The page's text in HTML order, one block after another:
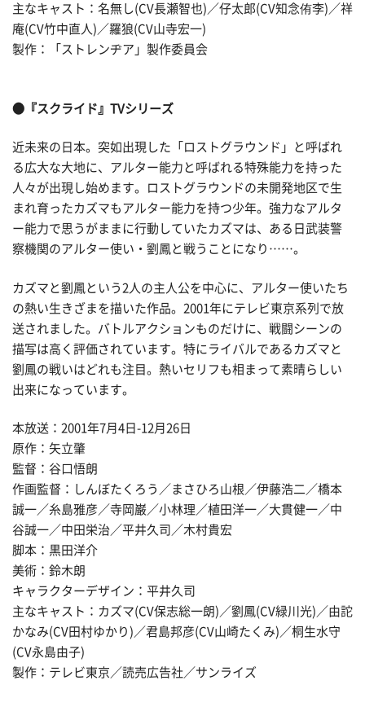
主なキャスト：名無し(CV長瀬智也)／仔太郎(CV知念侑李)／祥
庵(CV竹中直人)／羅狼(CV山寺宏一)
製作：「ストレンヂア」製作委員会
●『スクライド』TVシリーズ
近未来の日本。突如出現した「ロストグラウンド」と呼ばれ
る広大な大地に、アルター能力と呼ばれる特殊能力を持った
人々が出現し始めます。ロストグラウンドの未開発地区で生
まれ育ったカズマもアルター能力を持つ少年。強力なアルタ
ー能力で思うがままに行動していたカズマは、ある日武装警
察機関のアルター使い・劉鳳と戦うことになり……。
カズマと劉鳳という2人の主人公を中心に、アルター使いたち
の熱い生きざまを描いた作品。2001年にテレビ東京系列で放
送されました。バトルアクションものだけに、戦闘シーンの
描写は高く評価されています。特にライバルであるカズマと
劉鳳の戦いはどれも注目。熱いセリフも相まって素晴らしい
出来になっています。
本放送：2001年7月4日-12月26日
原作：矢立肇
監督：谷口悟朗
作画監督：しんぼたくろう／まさひろ山根／伊藤浩二／橋本
誠一／糸島雅彦／寺岡巌／小林理／植田洋一／大貫健一／中
谷誠一／中田栄治／平井久司／木村貴宏
脚本：黒田洋介
美術：鈴木朗
キャラクターデザイン：平井久司
主なキャスト：カズマ(CV保志総一朗)／劉鳳(CV緑川光)／由詑
かなみ(CV田村ゆかり)／君島邦彦(CV山崎たくみ)／桐生水守
(CV永島由子)
製作：テレビ東京／読売広告社／サンライズ